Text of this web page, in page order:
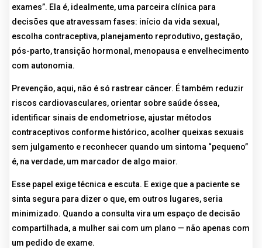
exames”. Ela é, idealmente, uma parceira clínica para
decisões que atravessam fases: início da vida sexual,
escolha contraceptiva, planejamento reprodutivo, gestação,
pós-parto, transição hormonal, menopausa e envelhecimento
com autonomia.
Prevenção, aqui, não é só rastrear câncer. É também reduzir
riscos cardiovasculares, orientar sobre saúde óssea,
identificar sinais de endometriose, ajustar métodos
contraceptivos conforme histórico, acolher queixas sexuais
sem julgamento e reconhecer quando um sintoma “pequeno”
é, na verdade, um marcador de algo maior.
Esse papel exige técnica e escuta. E exige que a paciente se
sinta segura para dizer o que, em outros lugares, seria
minimizado. Quando a consulta vira um espaço de decisão
compartilhada, a mulher sai com um plano — não apenas com
um pedido de exame.